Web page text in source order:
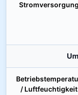
Stromversorgung
/ Luftfeuchtigkeit